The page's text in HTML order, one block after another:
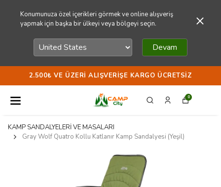
Konumunuza özel içerikleri görmek ve online alışveriş
yapmak için başka bir ülkeyi veya bölgeyi seçin.
Devam
2.500₺ VE ÜZERI ALIŞVERIŞE KARGO ÜCRETSIZ
0
KAMP SANDALYELERİ VE MASALARI
Gray Wolf Quatro Kollu Katlanır Kamp Sandalyesi (Yeşil)